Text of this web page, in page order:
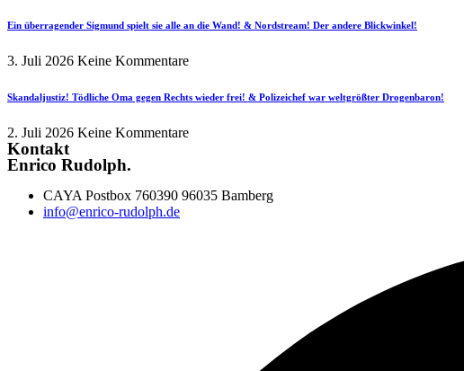
Ein überragender Sigmund spielt sie alle an die Wand! & Nordstream! Der andere Blickwinkel!
3. Juli 2026 Keine Kommentare
Skandaljustiz! Tödliche Oma gegen Rechts wieder frei! & Polizeichef war weltgrößter Drogenbaron!
2. Juli 2026 Keine Kommentare
Kontakt
Enrico Rudolph.
CAYA Postbox 760390 96035 Bamberg
info@enrico-rudolph.de